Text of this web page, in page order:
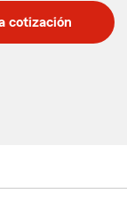
cotización